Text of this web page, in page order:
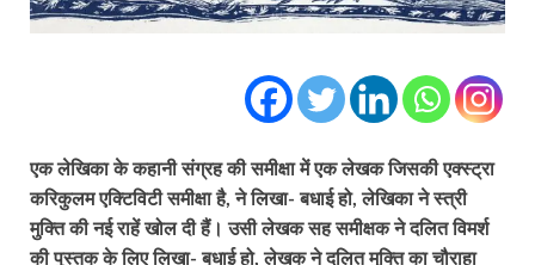
एक लेखिका के कहानी संग्रह की समीक्षा में एक लेखक जिसकी एक्स्ट्रा
करिकुलम एक्टिविटी समीक्षा है, ने लिखा- बधाई हो, लेखिका ने स्त्री
मुक्ति की नई राहें खोल दी हैं। उसी लेखक सह समीक्षक ने दलित विमर्श
की पुस्तक के लिए लिखा- बधाई हो, लेखक ने दलित मुक्ति का चौराहा